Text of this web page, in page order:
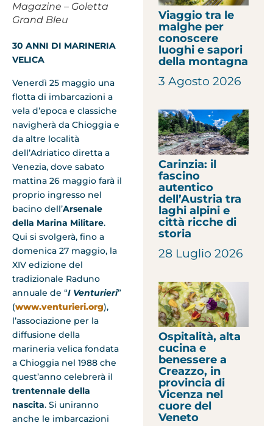
Magazine – Goletta
Grand Bleu
30 ANNI DI MARINERIA
VELICA
Venerdì 25 maggio una
flotta di imbarcazioni a
vela d’epoca e classiche
navigherà da Chioggia e
da altre località
dell’Adriatico diretta a
Venezia, dove sabato
mattina 26 maggio farà il
proprio ingresso nel
bacino dell’Arsenale
della Marina Militare.
Qui si svolgerà, fino a
domenica 27 maggio, la
XIV edizione del
tradizionale Raduno
annuale de “I Venturieri”
(www.venturieri.org),
l’associazione per la
diffusione della
marineria velica fondata
a Chioggia nel 1988 che
quest’anno celebrerà il
trentennale della
nascita. Si uniranno
anche le imbarcazioni
Viaggio tra le
malghe per
conoscere
luoghi e sapori
della montagna
3 Agosto 2026
Carinzia: il
fascino
autentico
dell’Austria tra
laghi alpini e
città ricche di
storia
28 Luglio 2026
Ospitalità, alta
cucina e
benessere a
Creazzo, in
provincia di
Vicenza nel
cuore del
Veneto